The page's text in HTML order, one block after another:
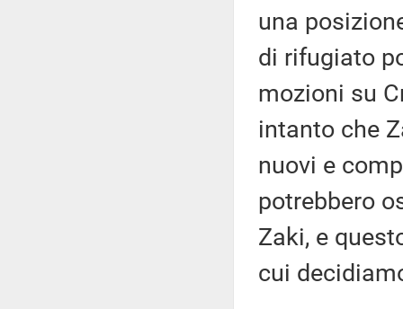
una
di rifugiato
mozioni su
intanto che
nuovi e
potrebbero
Zaki, e
cui